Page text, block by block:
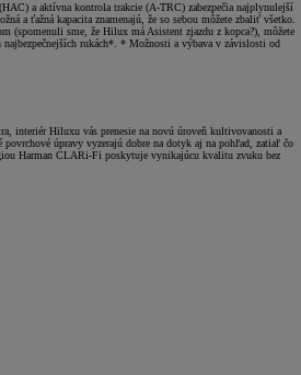
a aktívna kontrola trakcie (A-TRC) zabezpečia najplynulejší
a ťažná kapacita znamenajú, že so sebou môžete zbaliť všetko.
(spomenuli sme, že Hilux má Asistent zjazdu z kopca?), môžete
rukách*. * Možnosti a výbava v závislosti od
interiér Hiluxu vás prenesie na novú úroveň kultivovanosti a
povrchové úpravy vyzerajú dobre na dotyk aj na pohľad, zatiaľ čo
Harman CLARi-Fi poskytuje vynikajúcu kvalitu zvuku bez